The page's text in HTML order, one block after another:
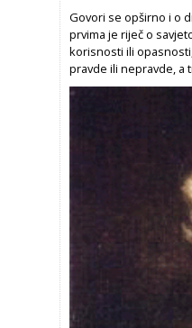
Govori se opširno i o
prvima je riječ o
korisnosti ili
pravde ili nepravde, a